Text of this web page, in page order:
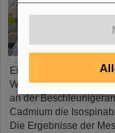
Einem internationalen
Wissenschaftler*innen
an der
Cadmium die
Die Ergebnisse der